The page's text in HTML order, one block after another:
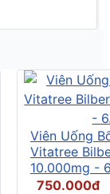
Viên Uống
Vitatree
10.000mg -
750.000đ